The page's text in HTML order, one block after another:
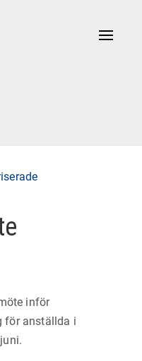
inför
för anställda i